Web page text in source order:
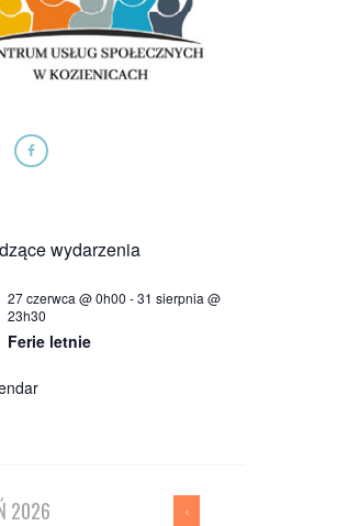
wydarzenia
27 czerwca @ 0h00 -31 sierpnia @
23h30
Ferie letnie
2026